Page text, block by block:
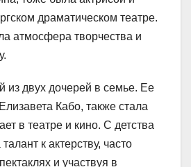
драматическом театре.
атмосфера творчества и
из двух дочерей в семье. Ее
Кабо, также стала
в театре и кино. С детства
к актерству, часто
и участвуя в